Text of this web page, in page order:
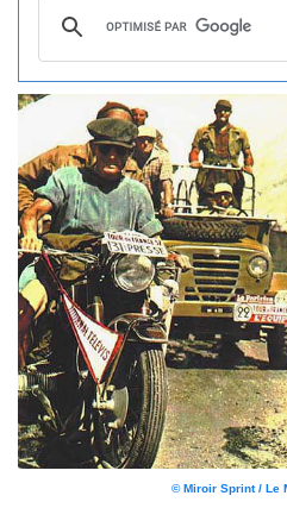
© Miroir Sprint / Le